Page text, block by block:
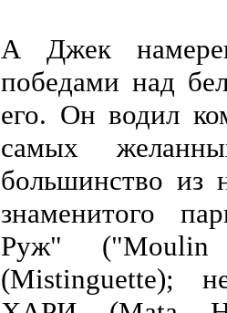
А Джек
победами над
его. Он водил
самых
большинство из
знаменитого
Руж" ("Moulin
(Mistinguette);